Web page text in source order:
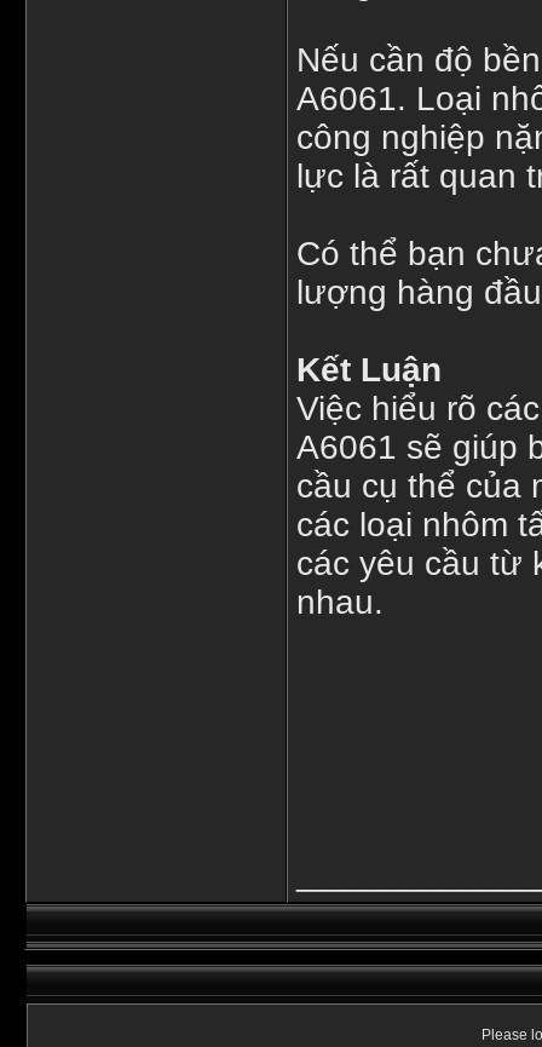
Nếu cần độ
A6061. Loại
công nghiệp
lực là rất quan
Có thể bạn
lượng hàng
Kết Luận
Việc hiểu rõ
A6061 sẽ giúp
cầu cụ thể của
các loại nhôm
các yêu cầu từ
nhau.
Please